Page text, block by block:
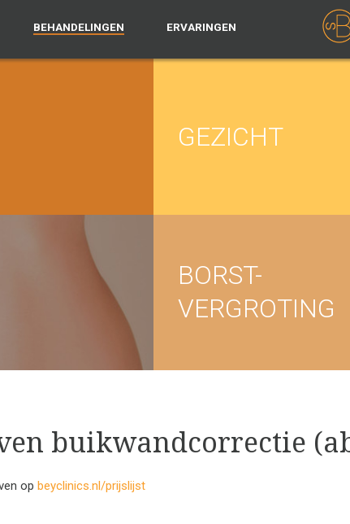
BEHANDELINGEN ERVARINGEN
GEZICHT
BORST-
VERGROTING
buikwandcorrectie
op beyclinics.nl/prijslijst